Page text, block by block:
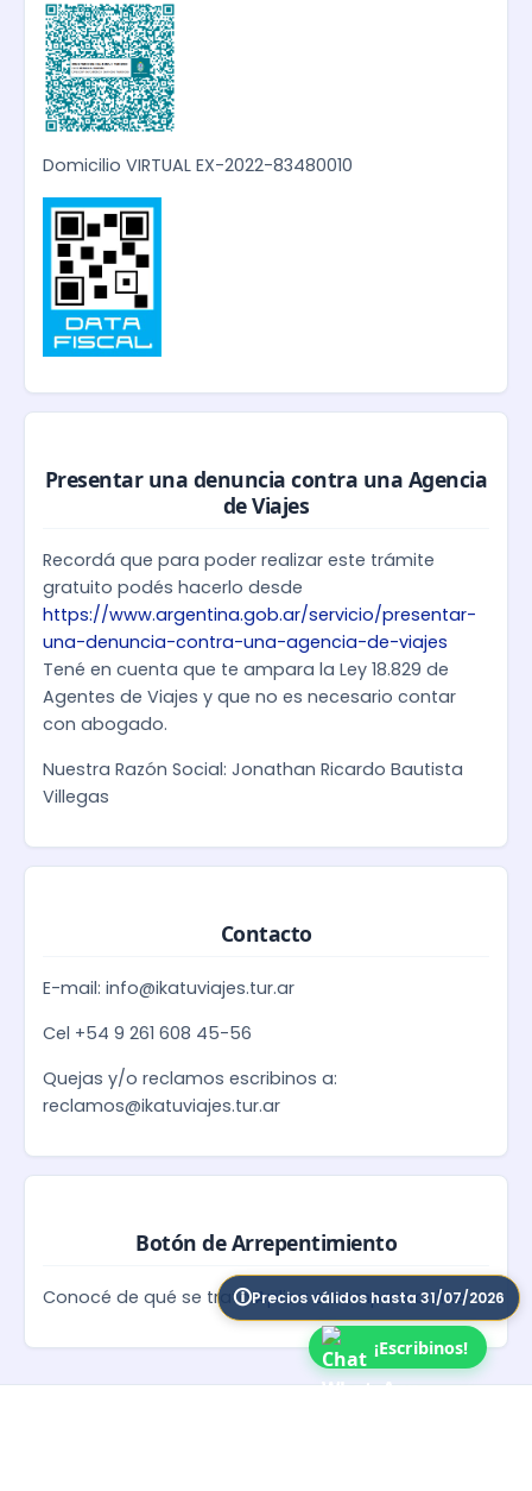
Domicilio VIRTUAL EX-2022-83480010
Presentar una denuncia contra una Agencia
de Viajes
Recordá que para poder realizar este trámite
gratuito podés hacerlo desde
https://www.argentina.gob.ar/servicio/presentar-
una-denuncia-contra-una-agencia-de-viajes
Tené en cuenta que te ampara la Ley 18.829 de
Agentes de Viajes y que no es necesario contar
con abogado.
Nuestra Razón Social: Jonathan Ricardo Bautista
Villegas
Contacto
E-mail: info@ikatuviajes.tur.ar
Cel +54 9 261 608 45-56
Quejas y/o reclamos escribinos a:
reclamos@ikatuviajes.tur.ar
Botón de Arrepentimiento
Conocé de qué se trataAplica a compras online
¡Escribinos!
Precios válidos hasta 31/07/2026